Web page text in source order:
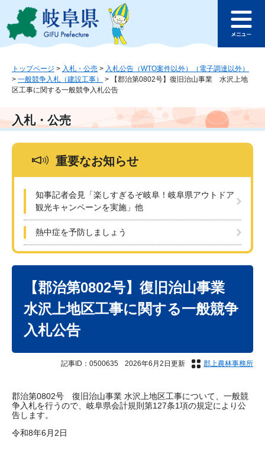
ジ
ュ
本
文
このページの本文へ
ュ
トップページ > 入札・公売 > 入札公告（WTO案件以外）（電子調達以外）
> 一般競争入札（建設工事） >
【郡治第0802号】復旧治山事業 水沢上地
区工事に関する一般競争入札公告
入札・公売
重要なお知らせ
知事記者会見「楽しすぎるぞ岐阜！岐阜県アウトドア
観光キャンペーンを実施」他
熱中症を予防しましょう
【郡治第0802号】復旧治山事業
水沢上地区工事に関する一般競争
入札公告
記事ID：0500635 2026年6月2日更新 郡上農林事務所
郡治第0802号 復旧治山事業 水沢上地区工事について、一般競
争入札を行うので、岐阜県会計規則第127条1項の規定により公
告します。
令和8年6月2日